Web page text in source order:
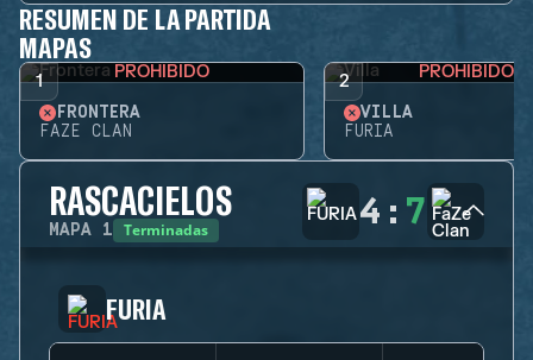
RESUMEN DE LA PARTIDA
MAPAS
1 PROHIBIDO
FRONTERA
FAZE CLAN
2 PROHIBIDO
VILLA
FURIA
RASCACIELOS
MAPA 1 Terminadas 4 : 7
FURIA